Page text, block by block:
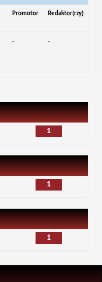
Promotor Redaktor(rzy)
- -
1
1
1